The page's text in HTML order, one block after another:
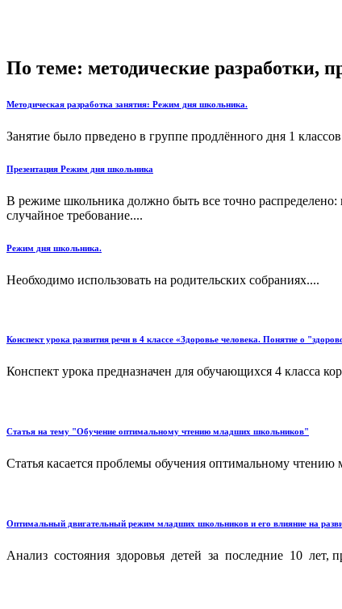
По теме: методические разработки,
Методическая разработка занятия: Режим дня школьника.
Занятие было прведено в группе продлённого дня 1
Презентация Режим дня школьника
В режиме школьника должно быть все точно распределено:
случайное требование....
Режим дня школьника.
Необходимо использовать на родительских собраниях....
Конспект урока развития речи в 4 классе «Здоровье человека. Понятие о
Конспект урока предназначен для обучающихся 4 класса
Статья на тему "Обучение оптимальному чтению младших школьников"
Статья касается проблемы обучения оптимальному
Оптимальный двигательный режим младших школьников и его влияние на
Анализ состояния здоровья детей за последние 10 лет,